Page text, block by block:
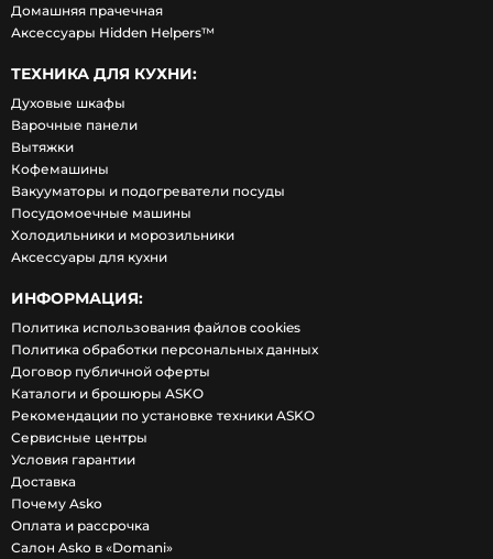
Домашняя прачечная
Аксессуары Hidden Helpers™
ТЕХНИКА ДЛЯ КУХНИ:
Духовые шкафы
Варочные панели
Вытяжки
Кофемашины
Вакууматоры и подогреватели посуды
Посудомоечные машины
Холодильники и морозильники
Аксессуары для кухни
ИНФОРМАЦИЯ:
Политика использования файлов cookies
Политика обработки персональных данных
Договор публичной оферты
Каталоги и брошюры ASKO
Рекомендации по установке техники ASKO
Сервисные центры
Условия гарантии
Доставка
Почему Asko
Оплата и рассрочка
Салон Asko в «Domani»